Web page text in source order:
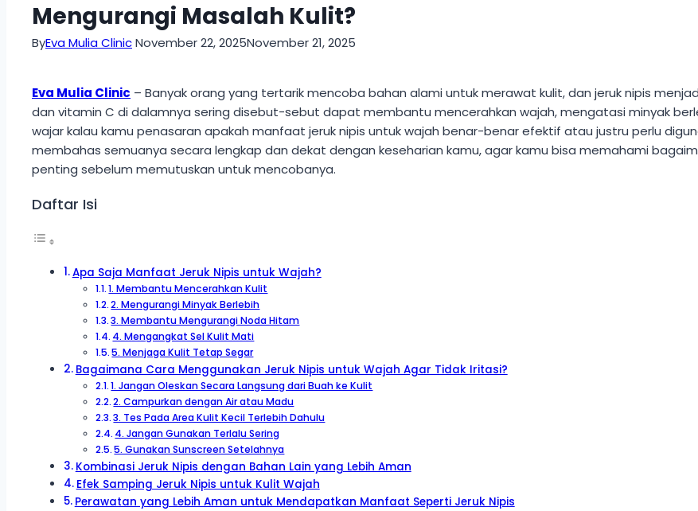
Mengurangi Masalah Kulit?
ByEva Mulia ClinicNovember 22, 2025November 21, 2025
Eva Mulia Clinic – Banyak orang yang tertarik mencoba bahan alami untuk merawat kulit, dan jeruk nipis
dan vitamin C di dalamnya sering disebut-sebut dapat membantu mencerahkan wajah, mengatasi minyak
wajar kalau kamu penasaran apakah manfaat jeruk nipis untuk wajah benar-benar efektif atau justru perlu
membahas semuanya secara lengkap dan dekat dengan keseharian kamu, agar kamu bisa memahami
penting sebelum memutuskan untuk mencobanya.
Daftar Isi
Apa Saja Manfaat Jeruk Nipis untuk Wajah?
1. Membantu Mencerahkan Kulit
2. Mengurangi Minyak Berlebih
3. Membantu Mengurangi Noda Hitam
4. Mengangkat Sel Kulit Mati
5. Menjaga Kulit Tetap Segar
Bagaimana Cara Menggunakan Jeruk Nipis untuk Wajah Agar Tidak Iritasi?
1. Jangan Oleskan Secara Langsung dari Buah ke Kulit
2. Campurkan dengan Air atau Madu
3. Tes Pada Area Kulit Kecil Terlebih Dahulu
4. Jangan Gunakan Terlalu Sering
5. Gunakan Sunscreen Setelahnya
Kombinasi Jeruk Nipis dengan Bahan Lain yang Lebih Aman
Efek Samping Jeruk Nipis untuk Kulit Wajah
Perawatan yang Lebih Aman untuk Mendapatkan Manfaat Seperti Jeruk Nipis